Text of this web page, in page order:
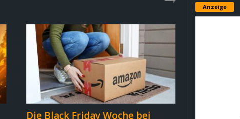
Die Black Friday Woche bei
Anzeige